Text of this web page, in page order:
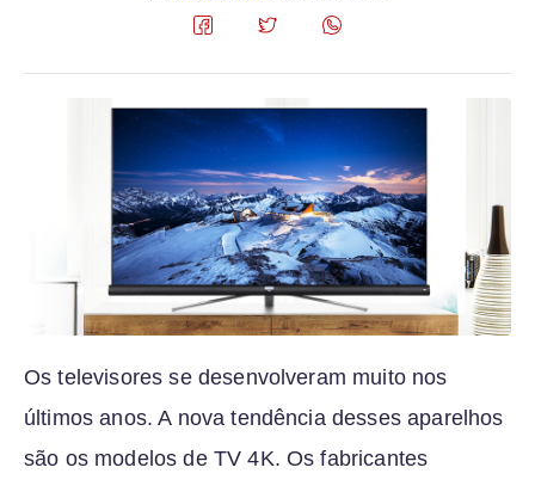
Os televisores se desenvolveram muito nos
últimos anos. A nova tendência desses aparelhos
são os modelos de TV 4K. Os fabricantes